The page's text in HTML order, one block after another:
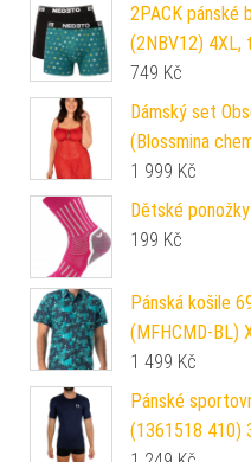
2PACK pánské
(2NBV12)
749 Kč
Dámský set
(Blossmina
1 999 Kč
Dětské
199 Kč
Pánská košile
(MFHCMD-BL)
1 499 Kč
Pánské
(1361518 410)